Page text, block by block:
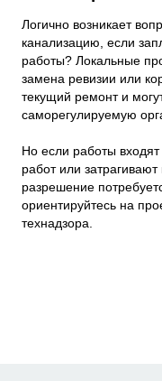
Логично возникает
канализацию, если
работы? Локальные
замена ревизии или
текущий ремонт и
саморегулируемую
Но если работы
работ или
разрешение
ориентируйтесь на
технадзора.